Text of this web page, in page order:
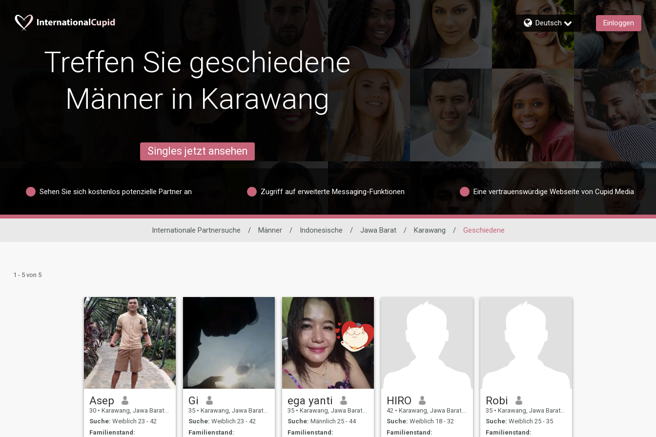
Deutsch Einloggen
Treffen Sie geschiedene
Männer in Karawang
Singles jetzt ansehen
Sehen Sie sich kostenlos potenzielle Partner an Zugriff auf erweiterte Messaging-Funktionen Eine vertrauenswürdige Webseite von Cupid Media
Internationale Partnersuche / Männer / Indonesische / Jawa Barat / Karawang / Geschiedene
1 - 5 von 5
Asep
30 • Karawang, Jawa Barat, Indonesien
Suche: Weiblich 23 - 42
Familienstand:
Gi
35 • Karawang, Jawa Barat, Indonesien
Suche: Weiblich 23 - 42
Familienstand:
ega yanti
35 • Karawang, Jawa Barat, Indonesien
Suche: Männlich 25 - 44
Familienstand:
HIRO
42 • Karawang, Jawa Barat, Indonesien
Suche: Weiblich 18 - 32
Familienstand:
Robi
35 • Karawang, Jawa Barat, Indonesien
Suche: Weiblich 25 - 35
Familienstand: